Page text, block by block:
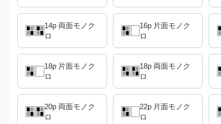
14p 両面モノク
ロ
16p 片面モノク
ロ
18p 片面モノク
ロ
18p 両面モノク
ロ
20p 両面モノク
ロ
22p 片面モノク
ロ